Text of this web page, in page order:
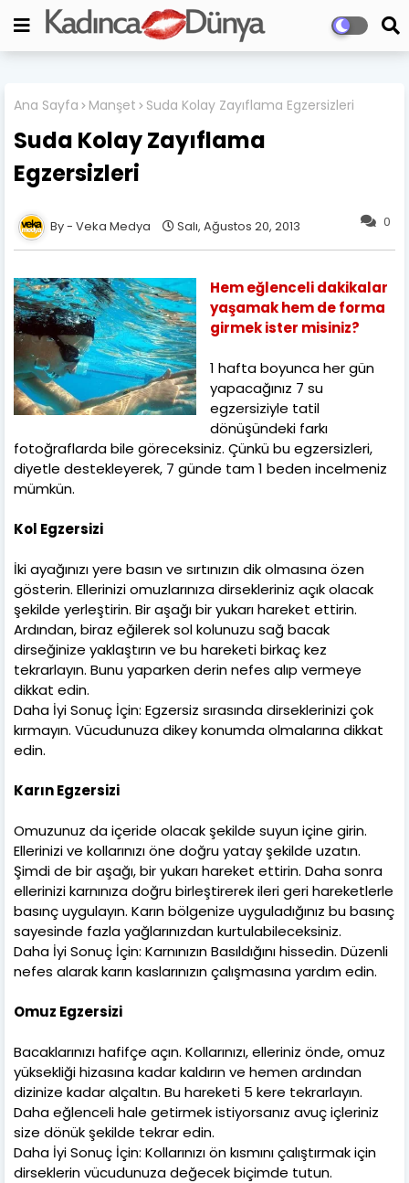
Ana Sayfa Manşet Suda Kolay Zayıflama Egzersizleri
Suda Kolay Zayıflama
Egzersizleri
0
Veka Medya Salı, Ağustos 20, 2013
Hem eğlenceli dakikalar
yaşamak hem de forma
girmek ister misiniz?
1 hafta boyunca her gün
yapacağınız 7 su
egzersiziyle tatil
dönüşündeki farkı
fotoğraflarda bile göreceksiniz. Çünkü bu egzersizleri,
diyetle destekleyerek, 7 günde tam 1 beden incelmeniz
mümkün.
Kol Egzersizi
İki ayağınızı yere basın ve sırtınızın dik olmasına özen
gösterin. Ellerinizi omuzlarınıza dirsekleriniz açık olacak
şekilde yerleştirin. Bir aşağı bir yukarı hareket ettirin.
Ardından, biraz eğilerek sol kolunuzu sağ bacak
dirseğinize yaklaştırın ve bu hareketi birkaç kez
tekrarlayın. Bunu yaparken derin nefes alıp vermeye
dikkat edin.
Daha İyi Sonuç İçin: Egzersiz sırasında dirseklerinizi çok
kırmayın. Vücudunuza dikey konumda olmalarına dikkat
edin.
Karın Egzersizi
Omuzunuz da içeride olacak şekilde suyun içine girin.
Ellerinizi ve kollarınızı öne doğru yatay şekilde uzatın.
Şimdi de bir aşağı, bir yukarı hareket ettirin. Daha sonra
ellerinizi karnınıza doğru birleştirerek ileri geri hareketlerle
basınç uygulayın. Karın bölgenize uyguladığınız bu basınç
sayesinde fazla yağlarınızdan kurtulabileceksiniz.
Daha İyi Sonuç İçin: Karnınızın Basıldığını hissedin. Düzenli
nefes alarak karın kaslarınızın çalışmasına yardım edin.
Omuz Egzersizi
Bacaklarınızı hafifçe açın. Kollarınızı, elleriniz önde, omuz
yüksekliği hizasına kadar kaldırın ve hemen ardından
dizinize kadar alçaltın. Bu hareketi 5 kere tekrarlayın.
Daha eğlenceli hale getirmek istiyorsanız avuç içleriniz
size dönük şekilde tekrar edin.
Daha İyi Sonuç İçin: Kollarınızı ön kısmını çalıştırmak için
dirseklerin vücudunuza değecek biçimde tutun.